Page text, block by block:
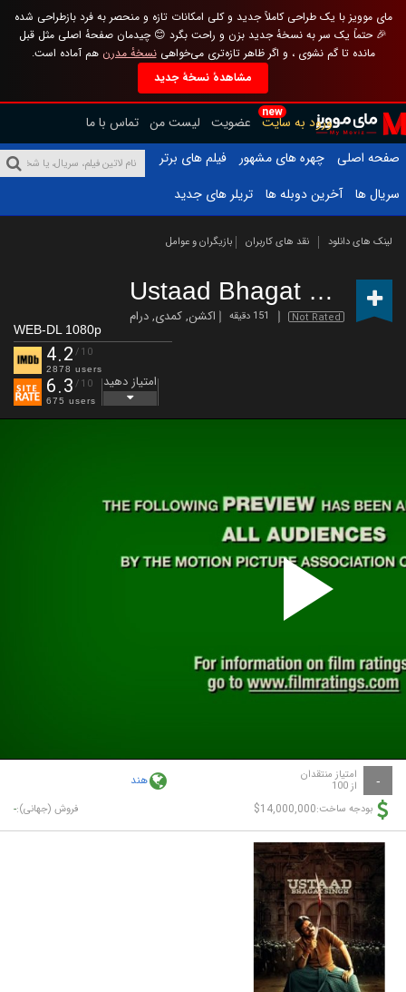
مای موویز با یک طراحی کاملاً جدید و کلی امکانات تازه و منحصر به فرد بازطراحی شده
🎉 حتماً یک سر به نسخهٔ جدید بزن و راحت بگرد 😊 چیدمان صفحهٔ اصلی مثل قبل
مانده تا گم نشوی ، و اگر ظاهر تازه‌تری می‌خواهی نسخهٔ مدرنهم آماده است.
مشاهدهٔ نسخهٔ جدید
new
ورود به سایت عضویت لیست من
تماس با ما
صفحه اصلی
چهره های مشهور
فیلم های برتر
سریال ها
آخرین دوبله ها تریلر های جدید
لینک های دانلود نقد های کاربران بازیگران و عوامل
Ustaad Bhagat Singh
Not Rated 151 دقیقه اکشن,کمدی,درام
WEB-DL 1080p
4.2/10
2878 users
6.3/10
675 users
امتیاز دهید
- امتیاز منتقدان
از 100 هند
بودجه ساخت:$14,000,000 فروش (جهانی):-